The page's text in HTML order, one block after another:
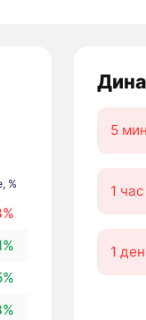
%
5
1 час
1